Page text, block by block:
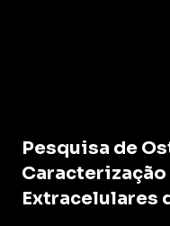
Pesquisa de
Extracelulares